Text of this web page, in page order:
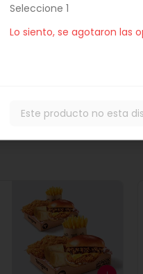
Seleccione 1
Lo siento, se agotaron las
Este producto no esta